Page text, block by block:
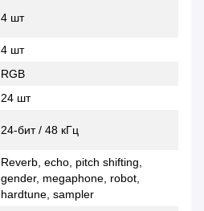
4 шт
4 шт
RGB
24 шт
24-бит / 48 кГц
Reverb, echo, pitch shifting,
gender, megaphone, robot,
hardtune, sampler